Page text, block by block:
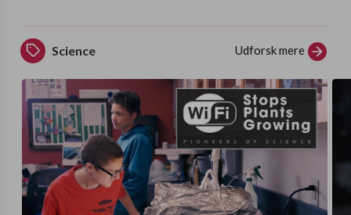
Science Udforsk mere